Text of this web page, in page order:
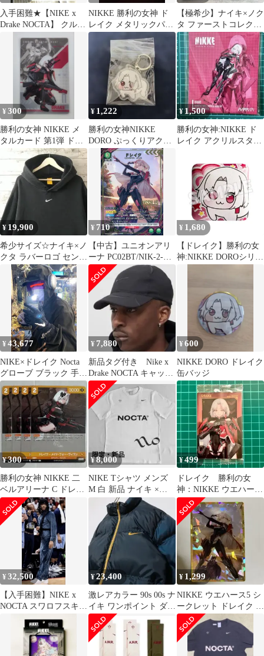
入手困難★【NIKE x
Drake NOCTA】 クルー
ソックス 3足セットL
NIKKE 勝利の女神 ド
レイク メタリックパス
コレクション vol.1
【極希少】ナイキ×ノク
タ ファーストコレクシ
ョン クロスウォッシュ
TシャツXL
¥300
勝利の女神 NIKKE メ
タルカード 第1弾 ドレ
イク
¥ 1,222
勝利の女神NIKKE
DORO ぷっくりアクリ
ルキーホルダー ドレイ
¥ 1,500
勝利の女神:NIKKE ド
レイク アクリルスタン
¥ 19,900
希少サイズ☆ナイキ×ノ
クタ ラバーロゴ センタ
ーロゴ パーカー 3L ブ
ラック
¥ 710
【中古】ユニオンアリ
ーナ PC02BT/NIK-2-
048[PcR★]：(キラ)ドレ
イク
¥ 1,680
【ドレイク】勝利の女
神:NIKKE DOROシリー
¥43,677
NIKE×ドレイク Nocta
グローブ ブラック 手袋
XXL 2XL
¥ 7,880
新品タグ付き Nike x
Drake NOCTA キャップ
ブラック
¥600
NIKKE DORO ドレイク
缶バッジ
¥300
勝利の女神 NIKKE 二
ベルアリーナ C ドレイ
ク-メイド・フォー・ヴ
ィラン
¥ 8,000
NIKE Tシャツ メンズ
M 白 新品 ナイキ ×
NOCTA【限定完売品】
¥499
ドレイク 勝利の女
神：NIKKE ウエハース
1 メガニケ カード
¥32,500
【入手困難】NIKE x
NOCTA スワロフスキー
ベロアジャケット M
¥23,400
激レアカラー 90s 00s ナ
イキ ワンポイント ダウ
ンジャケット
¥ 1,299
NIKKE ウエハース5 シ
ークレット ドレイク カ
ード